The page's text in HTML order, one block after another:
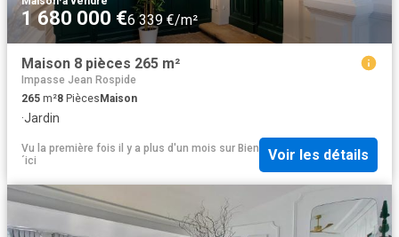
1 680 000 €6 339 €/m²
Maison 8 pièces 265 m²
Impasse Jean Rospide
265 m²8 Pièces Maison
·Jardin
Vu la première fois il y a plus d'un mois sur Bien
´ici
Voir les détails